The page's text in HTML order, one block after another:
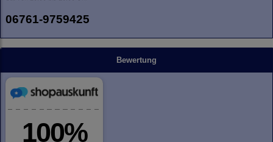
06761-9759425
Bewertung